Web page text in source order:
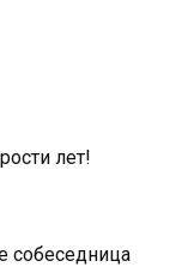
лет!
собеседница